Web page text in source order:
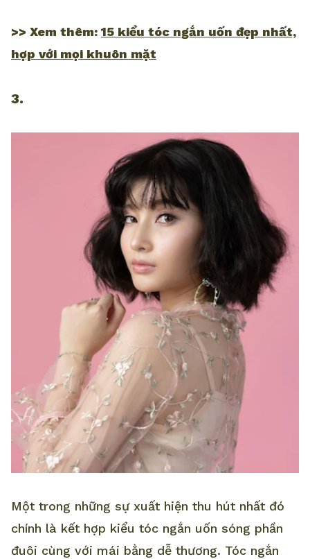
>> Xem thêm: 15 kiểu tóc ngắn uốn đẹp nhất,
hợp với mọi khuôn mặt
3.
Một trong những sự xuất hiện thu hút nhất đó
chính là kết hợp kiểu tóc ngắn uốn sóng phần
đuôi cùng với mái bằng dễ thương. Tóc ngắn